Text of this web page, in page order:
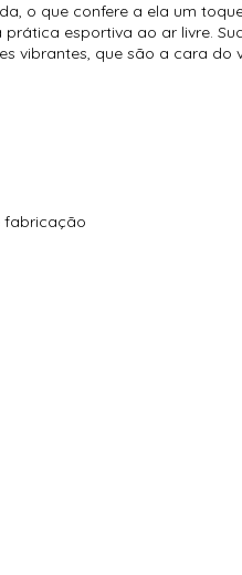
o que confere a ela um
esportiva ao ar livre.
vibrantes, que são a cara do
fabricação